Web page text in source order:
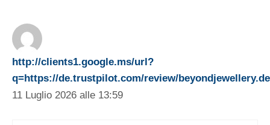
http://clients1.google.ms/url?
q=https://de.trustpilot.com/review/beyondjewellery.de
11 Luglio 2026 alle 13:59